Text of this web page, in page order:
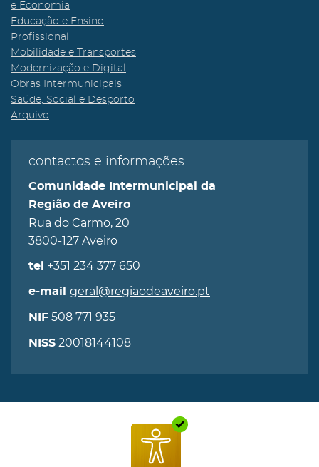
e Economia
Educação e Ensino
Profissional
Mobilidade e Transportes
Modernização e Digital
Obras Intermunicipais
Saúde, Social e Desporto
Arquivo
contactos e informações
Comunidade Intermunicipal da
Região de Aveiro
Rua do Carmo, 20
3800-127 Aveiro
tel +351 234 377 650
e-mail geral@regiaodeaveiro.pt
NIF 508 771 935
NISS 20018144108